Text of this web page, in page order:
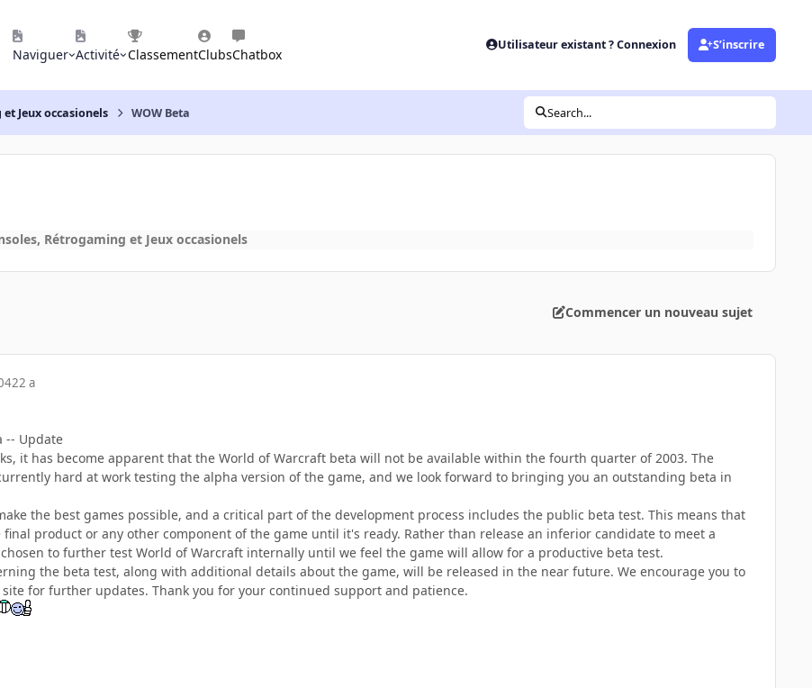
Naviguer Activité ClassementClubsChatbox
Utilisateur existant ? Connexion S’inscrire
Jeux occasionels WOW Beta Search...
Rétrogaming et Jeux occasionels
Commencer un nouveau sujet
22 a
-- Update
it has become apparent that the World of Warcraft beta will not be available within the fourth quarter of 2003. The
hard at work testing the alpha version of the game, and we look forward to bringing you an outstanding beta in
the best games possible, and a critical part of the development process includes the public beta test. This means that
product or any other component of the game until it's ready. Rather than release an inferior candidate to meet a
to further test World of Warcraft internally until we feel the game will allow for a productive beta test.
the beta test, along with additional details about the game, will be released in the near future. We encourage you to
for further updates. Thank you for your continued support and patience.